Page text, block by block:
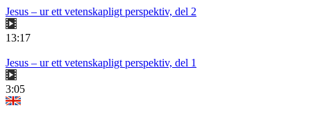
Jesus – ur ett vetenskapligt perspektiv, del 2
13:17
Jesus – ur ett vetenskapligt perspektiv, del 1
3:05